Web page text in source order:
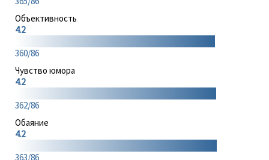
Объективность
4.2
360/86
Чувство юмора
4.2
362/86
Обаяние
4.2
363/86